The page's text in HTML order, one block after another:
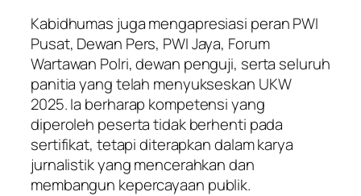
Kabidhumas juga mengapresiasi peran PWI
Pusat, Dewan Pers, PWI Jaya, Forum
Wartawan Polri, dewan penguji, serta seluruh
panitia yang telah menyukseskan UKW
2025. Ia berharap kompetensi yang
diperoleh peserta tidak berhenti pada
sertifikat, tetapi diterapkan dalam karya
jurnalistik yang mencerahkan dan
membangun kepercayaan publik.